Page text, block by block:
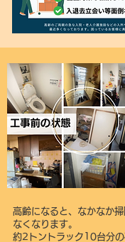
最近ご相談が増えていま
病や施設入居 による自宅
も再生・賃貸物件として
で、売買の時にも付加価
考えましょう!
高齢になると、なかなか
なくなります。
約2トントラック10台分の